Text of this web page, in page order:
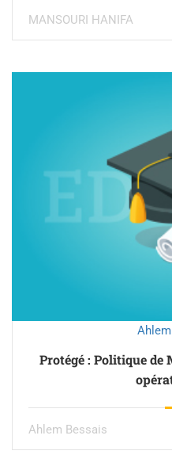
MANSOURI HANIFA
Protégé : Politique de
Ahlem Bessais